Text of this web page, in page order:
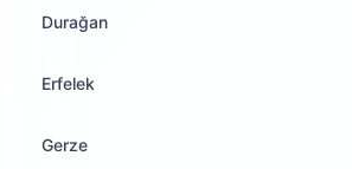
Durağan
Erfelek
Gerze